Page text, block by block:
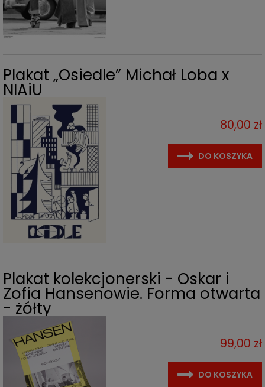
Plakat „Osiedle” Michał Loba x
NIAiU
80,00 zł
DO KOSZYKA
Plakat kolekcjonerski - Oskar i
Zofia Hansenowie. Forma otwarta
- żółty
99,00 zł
DO KOSZYKA